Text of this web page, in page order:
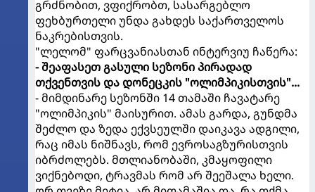
გრძნობით, ვფიქრობთ, სასარგებლო
ფეხბურთელი უნდა გახდეს საქართველოს
ნაკრებისთვის.
"ლელომ" ფარცვანიასთან ინტერვიუ ჩაწერა:
- შეაფასეთ გასული სეზონი პირადად
თქვენთვის და დონეცკის "ოლიმპიკისთვის"...
- მიმდინარე სეზონში 14 თამაში ჩავატარე
"ოლიმპიკის" მაისურით. ამას გარდა, გუნდმა
შეძლო და ზედა ექვსეულში დაიკავა ადგილი,
რაც იმას ნიშნავს, რომ ევროსაგზურისთვის
იბრძოლებს. მთლიანობაში, კმაყოფილი
ვიქნებოდი, ტრავმას რომ არ შეეშალა ხელი.